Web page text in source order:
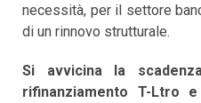
necessità, per il settore
di un rinnovo strutturale.
Si avvicina la
rifinanziamento T-Ltro